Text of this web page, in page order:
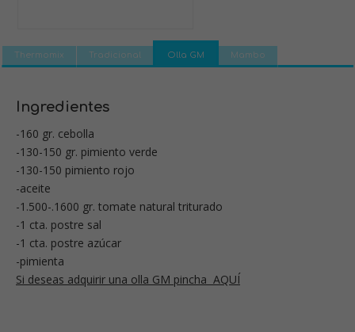
Thermomix Tradicional Olla GM Mambo
Ingredientes
-160 gr. cebolla
-130-150 gr. pimiento verde
-130-150 pimiento rojo
-aceite
-1.500-.1600 gr. tomate natural triturado
-1 cta. postre sal
-1 cta. postre azúcar
-pimienta
Si deseas adquirir una olla GM pincha AQUÍ